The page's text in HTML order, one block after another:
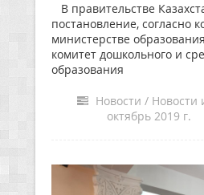
В правительстве
постановление, согласно
министерстве
комитет дошкольного и
образования
Новости / Новости
октябрь 2019 г.